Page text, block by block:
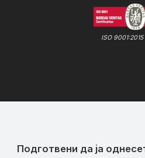
ISO 9001:2015
Подготвени да ја